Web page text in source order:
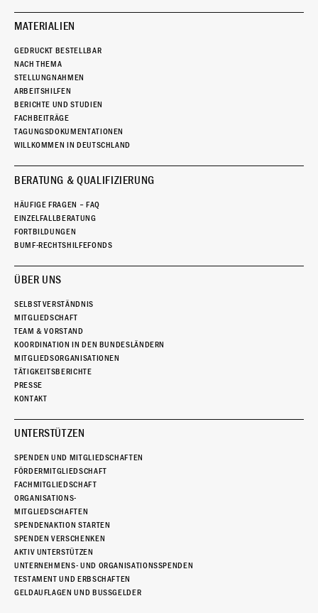
MATERIALIEN
GEDRUCKT BESTELLBAR
NACH THEMA
STELLUNGNAHMEN
ARBEITSHILFEN
BERICHTE UND STUDIEN
FACHBEITRÄGE
TAGUNGSDOKUMENTATIONEN
WILLKOMMEN IN DEUTSCHLAND
BERATUNG & QUALIFIZIERUNG
HÄUFIGE FRAGEN – FAQ
EINZELFALLBERATUNG
FORTBILDUNGEN
BUMF-RECHTSHILFEFONDS
ÜBER UNS
SELBSTVERSTÄNDNIS
MITGLIEDSCHAFT
TEAM & VORSTAND
KOORDINATION IN DEN BUNDESLÄNDERN
MITGLIEDSORGANISATIONEN
TÄTIGKEITSBERICHTE
PRESSE
KONTAKT
UNTERSTÜTZEN
SPENDEN UND MITGLIEDSCHAFTEN
FÖRDERMITGLIEDSCHAFT
FACHMITGLIEDSCHAFT
ORGANISATIONS-
MITGLIEDSCHAFTEN
SPENDENAKTION STARTEN
SPENDEN VERSCHENKEN
AKTIV UNTERSTÜTZEN
UNTERNEHMENS- UND ORGANISATIONSSPENDEN
TESTAMENT UND ERBSCHAFTEN
GELDAUFLAGEN UND BUSSGELDER